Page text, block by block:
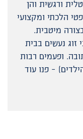
ורגשית והן
הלכתי ומקצועי
מיטבית.
זוג נעשים בבית
ופעמים רבות
– פנו עוד